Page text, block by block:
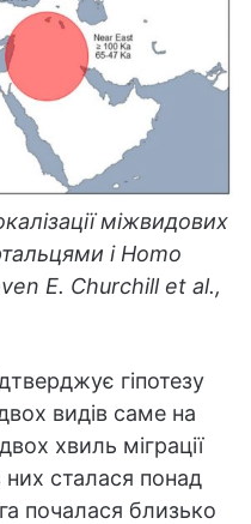
міжвидових
і Homo
E. Churchill et al.,
гіпотезу
видів саме на
хвиль міграції
сталася понад
почалася близько